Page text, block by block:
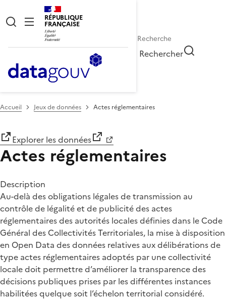
RÉPUBLIQUE
FRANÇAISE
Rechercher
Accueil Jeux de données Actes réglementaires
Explorer les données
Actes réglementaires
Description
Au-delà des obligations légales de transmission au
contrôle de légalité et de publicité des actes
réglementaires des autorités locales définies dans le Code
Général des Collectivités Territoriales, la mise à disposition
en Open Data des données relatives aux délibérations de
type actes réglementaires adoptés par une collectivité
locale doit permettre d’améliorer la transparence des
décisions publiques prises par les différentes instances
habilitées quelque soit l’échelon territorial considéré.